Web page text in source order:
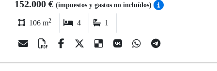
152.000 € (impuestos y gastos no incluídos)
106 m2 4 1